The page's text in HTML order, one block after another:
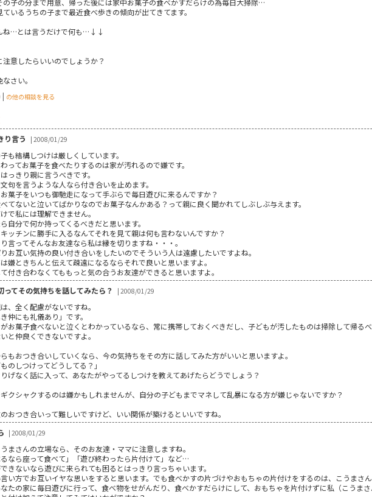
ているうちの子まで最近食べ歩きの傾向が出てきてます。
ね…とは言うだけで何も…↓↓
注意したらいいのでしょうか？
さい。
| の他の相談を見る
り言う
| 2008/01/29
も結構しつけは厳しくしています。
ってお菓子を食べたりするのは家が汚れるので嫌です。
っきり親に言うべきです。
句を言うような人なら付き合いを止めます。
菓子をいつも御馳走になって手ぶらで毎日遊びに来るんですか？
てないと泣いてばかりなのでお菓子なんかある？って親に良く聞かれてしぶしぶ与えます。
で私には理解できません。
自分で何か持ってくるべきだと思います。
ッチンに勝手に入るなんてそれを見て親は何も言わないんですか？
言ってそんなお友達なら私は縁を切りますね・・・。
お互い気持の良い付き合いをしたいのでそういう人は遠慮したいですよね。
嫌ときちんと伝えて疎遠になるならそれで良いと思いますよ。
付き合わなくてももっと気の合うお友達ができると思いますよ。
ってその気持ちを話してみたら？
| 2008/01/29
、全く配慮がないですね。
き仲にも礼儀あり」です。
お菓子食べないと泣くとわかっているなら、常に携帯しておくべきだし、子どもが汚したものは掃除して帰る
と仲良くできないですよ。
もおつき合いしていくなら、今の気持ちをその方に話してみた方がいいと思いますよ。
ものしつけってどうしてる？」
げなく話に入って、あなたがやってるしつけを教えてあげたらどうでしょう？
クシャクするのは嫌かもしれませんが、自分の子どもまでマネして乱暴になる方が嫌じゃないですか？
おつき合いって難しいですけど、いい関係が築けるといいですね。
| 2008/01/29
まさんの立場なら、そのお友達・ママに注意しますね。
るなら座って食べて」「遊び終わったら片付けて」など…
きないなら遊びに来られても困るとはっきり言っちゃいます。
い方でお互いイヤな思いをすると思います。でも食べかすの片づけやおもちゃの片付けをするのは、こうまさ
たの家に毎日遊びに行って、食べ物をせがんだり、食べかすだらけにして、おもちゃを片付けずに私（こうま